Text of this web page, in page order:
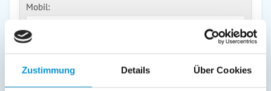
Zustimmung Details Über Cookies
Mobil: